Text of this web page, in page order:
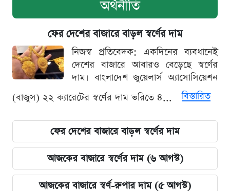
অর্থনীতি
ফের দেশের বাজারে বাড়ল স্বর্ণের দাম
নিজস্ব প্রতিবেদক: একদিনের ব্যবধানেই
দেশের বাজারে আবারও বেড়েছে স্বর্ণের
দাম। বাংলাদেশ জুয়েলার্স অ্যাসোসিয়েশন
(বাজুস) ২২ ক্যারেটের স্বর্ণের দাম ভরিতে ৪...
বিস্তারিত
ফের দেশের বাজারে বাড়ল স্বর্ণের দাম
আজকের বাজারে স্বর্ণের দাম (৬ আগস্ট)
আজকের বাজারে স্বর্ণ-রুপার দাম (৫ আগস্ট)